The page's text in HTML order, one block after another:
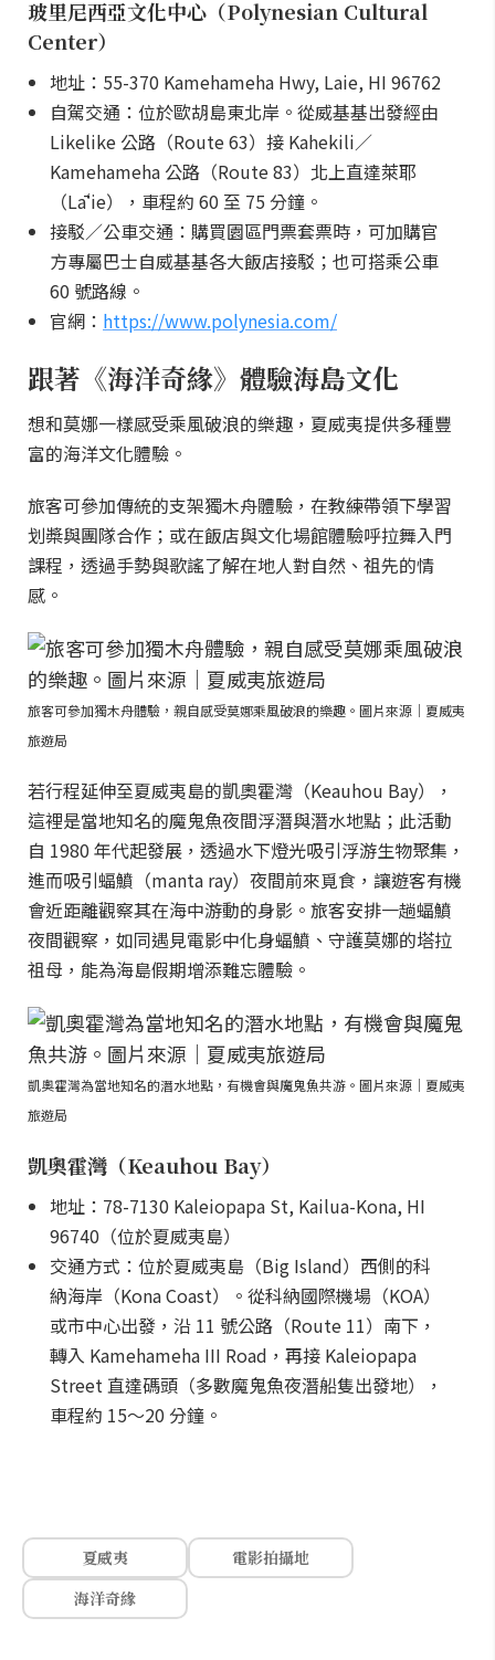
玻里尼西亞文化中心（Polynesian Cultural
Center）
地址：55-370 Kamehameha Hwy, Laie, HI 96762
自駕交通：位於歐胡島東北岸。從威基基出發經由
Likelike 公路（Route 63）接 Kahekili／
Kamehameha 公路（Route 83）北上直達萊耶
（Lāʻie），車程約 60 至 75 分鐘。
接駁／公車交通：購買園區門票套票時，可加購官
方專屬巴士自威基基各大飯店接駁；也可搭乘公車
60 號路線。
官網： https://www.polynesia.com/
跟著《海洋奇緣》體驗海島文化
想和莫娜一樣感受乘風破浪的樂趣，夏威夷提供多種豐
富的海洋文化體驗。
旅客可參加傳統的支架獨木舟體驗，在教練帶領下學習
划槳與團隊合作；或在飯店與文化場館體驗呼拉舞入門
課程，透過手勢與歌謠了解在地人對自然、祖先的情
感。
旅客可參加獨木舟體驗，親自感受莫娜乘風破浪的樂趣。圖片來源｜夏威夷
旅遊局
若行程延伸至夏威夷島的凱奧霍灣（Keauhou Bay），
這裡是當地知名的魔鬼魚夜間浮潛與潛水地點；此活動
自 1980 年代起發展，透過水下燈光吸引浮游生物聚集，
進而吸引蝠鱝（manta ray）夜間前來覓食，讓遊客有機
會近距離觀察其在海中游動的身影。旅客安排一趟蝠鱝
夜間觀察，如同遇見電影中化身蝠鱝、守護莫娜的塔拉
祖母，能為海島假期增添難忘體驗。
凱奧霍灣為當地知名的潛水地點，有機會與魔鬼魚共游。圖片來源｜夏威夷
旅遊局
凱奧霍灣（Keauhou Bay）
地址：78-7130 Kaleiopapa St, Kailua-Kona, HI
96740（位於夏威夷島）
交通方式：位於夏威夷島（Big Island）西側的科
納海岸（Kona Coast）。從科納國際機場（KOA）
或市中心出發，沿 11 號公路（Route 11）南下，
轉入 Kamehameha III Road，再接 Kaleiopapa
Street 直達碼頭（多數魔鬼魚夜潛船隻出發地），
車程約 15～20 分鐘。
夏威夷
電影拍攝地
海洋奇緣